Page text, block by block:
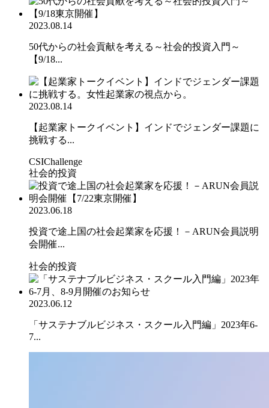
2023.08.14
50代からの社会貢献を考える～社会的投資入門～
【9/18...
2023.08.14
【起業家トークイベント】インドでジェンダー課題に
挑戦する...
CSIChallenge
社会的投資
2023.06.18
投資で途上国の社会起業家を応援！－ARUN会員説明
会開催...
社会的投資
2023.06.12
「サステナブルビジネス・スクール入門編」2023年6-
7...